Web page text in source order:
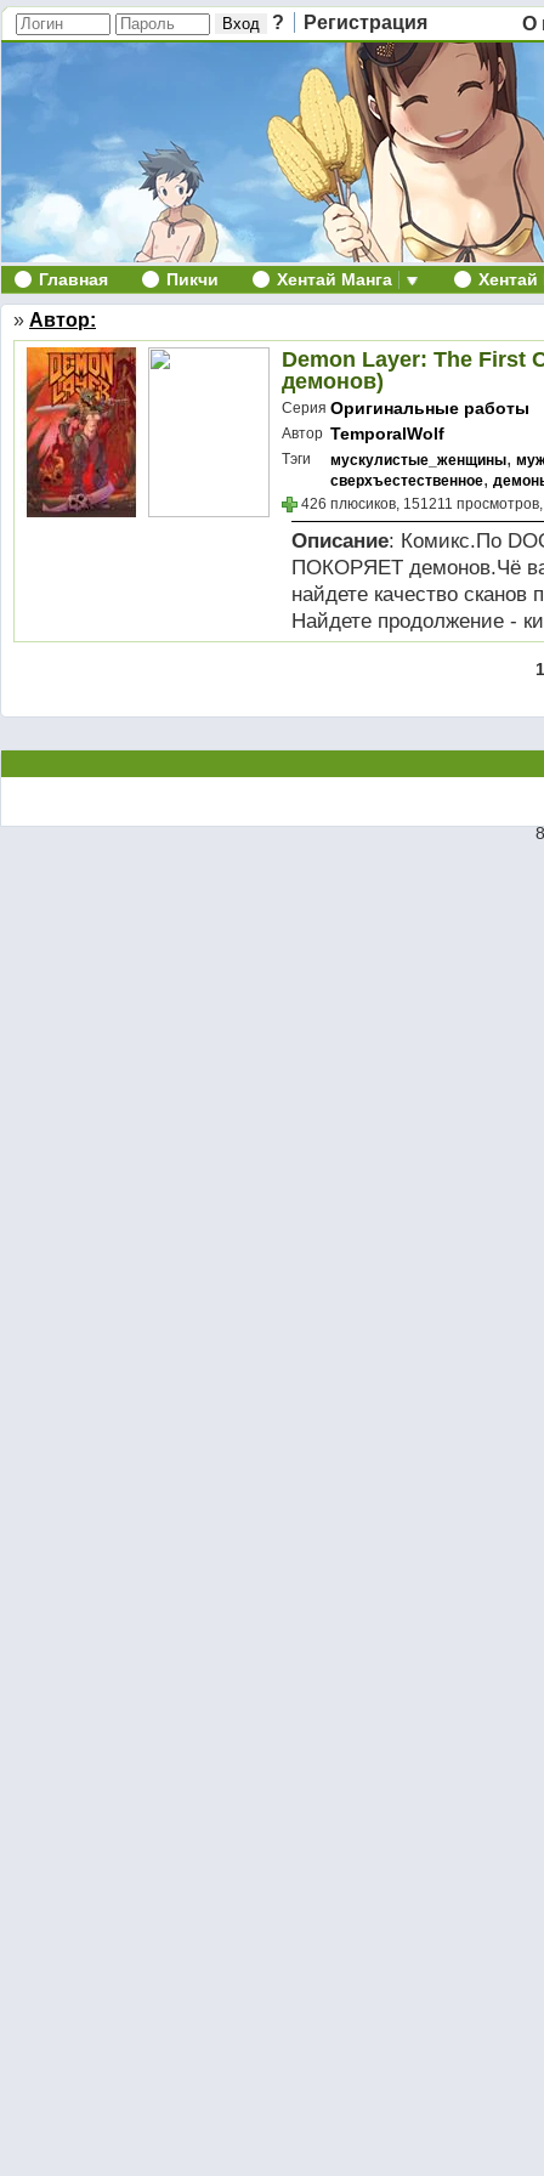
? Регистрация О
Главная Пикчи Хентай Манга
» Автор:
Demon Layer: The First
демонов)
Серия Оригинальные работы
Автор TemporalWolf
Тэги мускулистые_женщины,
сверхъестественное,
426 плюсиков, 151211
Описание: Комикс.По
ПОКОРЯЕТ демонов.Чё
найдете качество
Найдете продолжение -